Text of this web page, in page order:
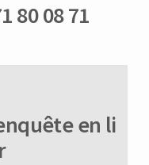
80 08 71
en li